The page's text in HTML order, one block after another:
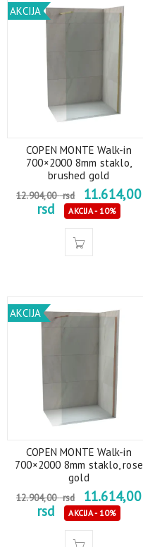
AKCIJA
COPEN MONTE Walk-in
700×2000 8mm staklo,
brushed gold
12.904,00rsd
11.614,00
rsd
AKCIJA - 10%
AKCIJA
COPEN MONTE Walk-in
700×2000 8mm staklo, rose
gold
12.904,00rsd
11.614,00
rsd
AKCIJA - 10%